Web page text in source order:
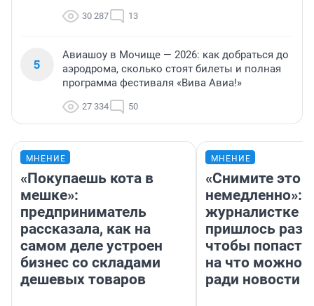
30 287 13
5
Авиашоу в Мочище — 2026: как добраться до
аэродрома, сколько стоят билеты и полная
программа фестиваля «Вива Авиа!»
27 334 50
МНЕНИЕ
«Покупаешь кота в
мешке»:
предприниматель
рассказала, как на
самом деле устроен
бизнес со складами
дешевых товаров
МНЕНИЕ
«Снимите это
немедленно»:
журналистке
пришлось
чтобы попасть
на что можно
ради новости